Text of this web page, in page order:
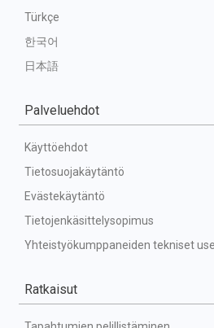
Türkçe
한국어
日本語
Palveluehdot
Käyttöehdot
Tietosuojakäytäntö
Evästekäytäntö
Tietojenkäsittelysopimus
Yhteistyökumppaneiden tekniset
Ratkaisut